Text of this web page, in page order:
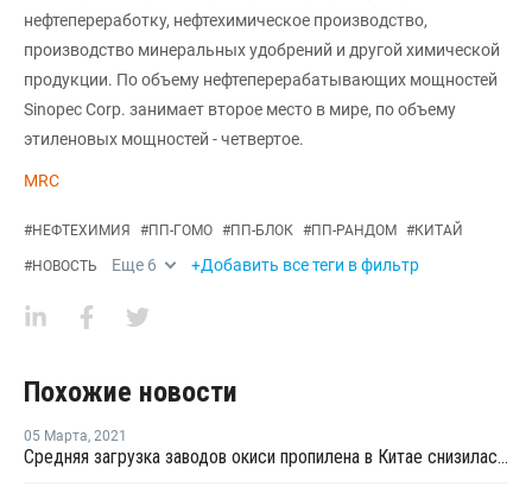
нефтепереработку, нефтехимическое производство,
производство минеральных удобрений и другой химической
продукции. По объему нефтеперерабатывающих мощностей
Sinopec Corp. занимает второе место в мире, по объему
этиленовых мощностей - четвертое.
MRC
#НЕФТЕХИМИЯ #ПП-ГОМО #ПП-БЛОК #ПП-РАНДОМ #КИТАЙ
#НОВОСТЬ Еще 6 +Добавить все теги в фильтр
Похожие новости
05 Марта, 2021
Средняя загрузка заводов окиси пропилена в Китае снизилась в конце февраля на 2,3%